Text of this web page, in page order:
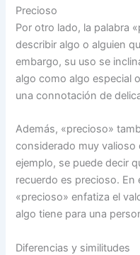
Precioso
Por otro lado, la palabra
describir algo o alguien
embargo, su uso se
algo como algo especial
una connotación de
Además, «precioso»
considerado muy valioso
ejemplo, se puede decir
recuerdo es precioso.
«precioso» enfatiza el
algo tiene para una
Diferencias y similitudes